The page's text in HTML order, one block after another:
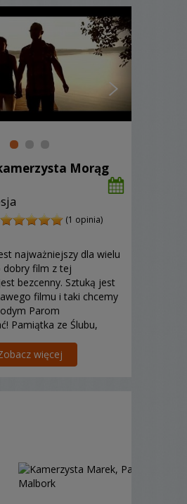
Morąg
(1 opinia)
najważniejszy dla wielu
dobry film z tej
bezcenny. Sztuką jest
filmu i taki chcemy
Parom
Pamiątka ze Ślubu,
więcej